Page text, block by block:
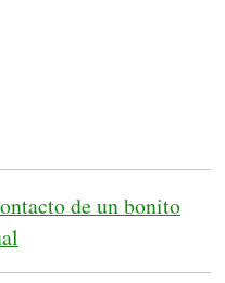
de un bonito